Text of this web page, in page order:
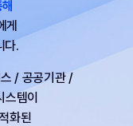
게
다.
/ 공공기관 /
스템이
화된